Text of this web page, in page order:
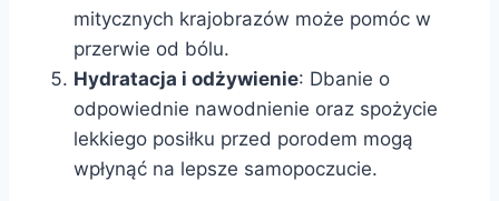
mitycznych krajobrazów może pomóc w
przerwie od bólu.
Hydratacja i odżywienie: Dbanie o
odpowiednie nawodnienie oraz spożycie
lekkiego posiłku przed porodem mogą
wpłynąć na lepsze samopoczucie.